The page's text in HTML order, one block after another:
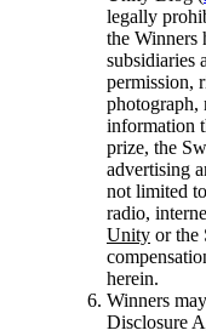
legally
the Winners
subsidiaries
permission,
photograph,
information
prize, the
advertising
not limited
radio,
Unity or the
herein.
Winners
Disclosure